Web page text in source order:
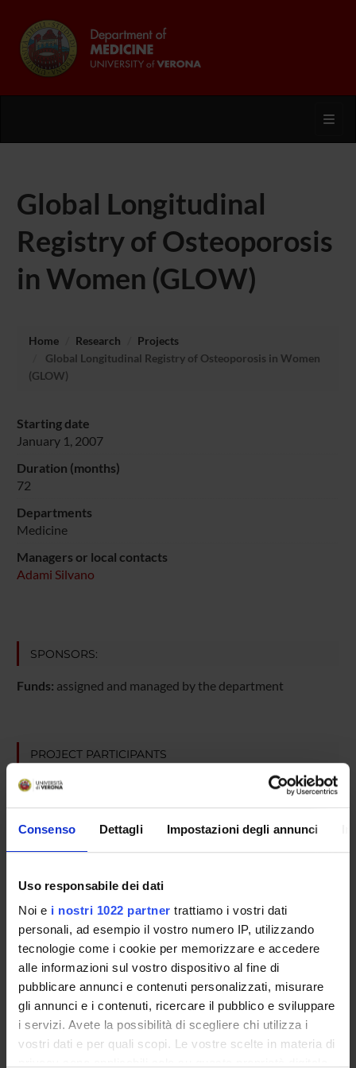
Consenso Dettagli Impostazioni degli annunci
Uso responsabile dei dati
Noi e i nostri 1022 partner trattiamo i vostri dati
personali, ad esempio il vostro numero IP, utilizzando
tecnologie come i cookie per memorizzare e accedere
alle informazioni sul vostro dispositivo al fine di
pubblicare annunci e contenuti personalizzati, misurare
gli annunci e i contenuti, ricercare il pubblico e sviluppare
i servizi. Avete la possibilità di scegliere chi utilizza i
vostri dati e per quali scopi. Le vostre scelte in materia di
Global Longitudinal
Registry of Osteoporosis
in Women (GLOW)
Home Research
Projects
Global Longitudinal Registry of Osteoporosis in Women
(GLOW)
Starting date
January 1, 2007
Duration (months)
72
Departments
Medicine
Managers or local contacts
Adami Silvano
SPONSORS:
Funds: assigned and managed by the department
PROJECT PARTICIPANTS
Silvano Adami
RESEARCH AREAS INVOLVED IN THE PROJECT
Rheumatology (DM)
Rheumatology (DNBM)
Reumatologia